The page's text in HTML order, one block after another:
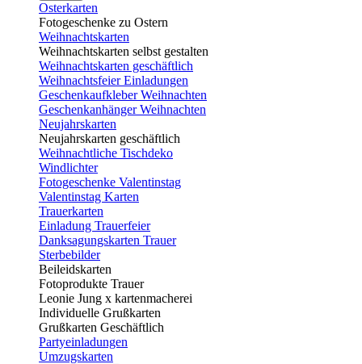
Osterkarten
Fotogeschenke zu Ostern
Weihnachtskarten
Weihnachtskarten selbst gestalten
Weihnachtskarten geschäftlich
Weihnachtsfeier Einladungen
Geschenkaufkleber Weihnachten
Geschenkanhänger Weihnachten
Neujahrskarten
Neujahrskarten geschäftlich
Weihnachtliche Tischdeko
Windlichter
Fotogeschenke Valentinstag
Valentinstag Karten
Trauerkarten
Einladung Trauerfeier
Danksagungskarten Trauer
Sterbebilder
Beileidskarten
Fotoprodukte Trauer
Leonie Jung x kartenmacherei
Individuelle Grußkarten
Grußkarten Geschäftlich
Partyeinladungen
Umzugskarten